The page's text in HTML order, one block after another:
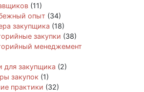
(11)
опыт (34)
закупщика (18)
закупки (38)
менеджемент
для закупщика (2)
закупок (1)
практики (32)